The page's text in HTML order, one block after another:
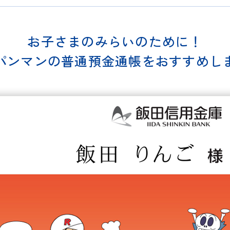
お子さまのみらいのために！
ンマンの普通預金通帳をおすすめし